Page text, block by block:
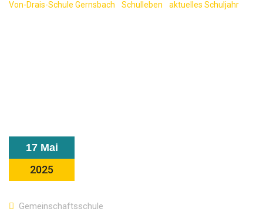
Von-Drais-Schule Gernsbach Schulleben aktuelles Schuljahr
17 Mai
2025
Gemeinschaftsschule